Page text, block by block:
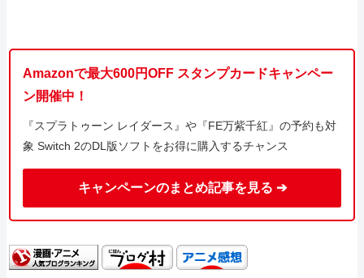
Amazonで最大600円OFF スタンプカードキャンペー
ン開催中！
『スプラトゥーン レイダース』や『FE万紫千紅』の予約も対
象 Switch 2のDL版ソフトをお得に購入するチャンス
キャンペーンのまとめ記事を見る ➔